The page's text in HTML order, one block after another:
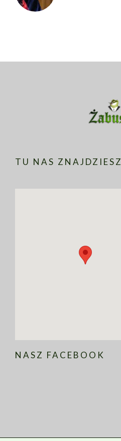
TU NAS ZNAJDZIESZ
NASZ FACEBOOK